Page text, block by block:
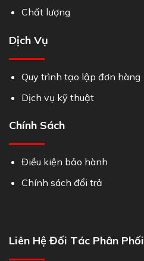
Chất lượng
Dịch Vụ
Quy trình tạo lập đơn hàng
Dịch vụ kỹ thuật
Chính Sách
Điều kiện bảo hành
Chính sách đổi trả
Liên Hệ Đối Tác Phân Phối